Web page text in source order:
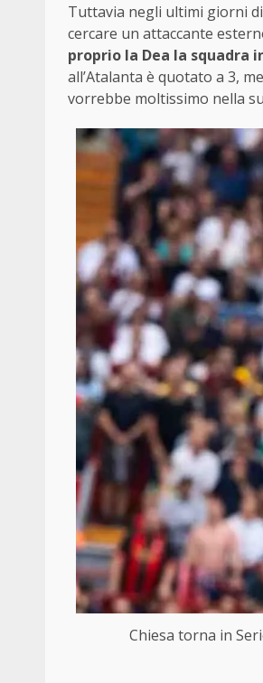
Tuttavia negli ultimi giorni
cercare un attaccante
proprio la Dea la squadra
all’Atalanta è quotato a 3,
vorrebbe moltissimo nella
Chiesa torna in